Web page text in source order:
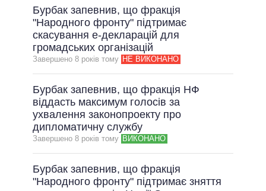
Бурбак запевнив, що фракція
"Народного фронту" підтримає
скасування е-декларацій для
громадських організацій
Завершено 8 рокiв тому НЕ ВИКОНАНО
Бурбак запевнив, що фракція НФ
віддасть максимум голосів за
ухвалення законопроекту про
дипломатичну службу
Завершено 8 рокiв тому ВИКОНАНО
Бурбак запевнив, що фракція
"Народного фронту" підтримає зняття